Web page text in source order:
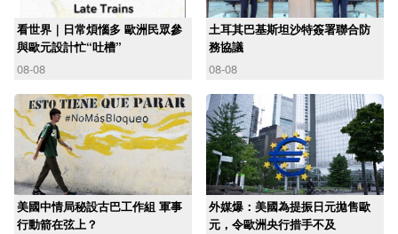
看世界｜日常煩惱多 歐洲民眾參
與歐元設計忙“吐槽”
08-08
土耳其巴基斯坦沙特簽署聯合防
務協議
08-08
美國中情局秘設古巴工作組 軍事
行動箭在弦上？
外媒爆：美國為提振日元拋售歐
元，令歐洲央行措手不及